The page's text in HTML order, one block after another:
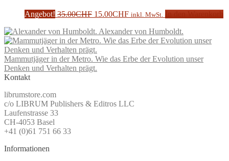
Angebot! 35.00CHF Ursprünglicher
war:
35.00CHF
15.00CHFAktueller
ist:
15.00CHF.
inkl. MwSt.
Alexander von Humboldt.
Mammutjäger in der Metro. Wie das Erbe der Evolution unser
Denken und Verhalten prägt.
Kontakt
librumstore.com
c/o LIBRUM Publishers & Editros LLC
Laufenstrasse 33
CH-4053 Basel
+41 (0)61 751 66 33
Informationen